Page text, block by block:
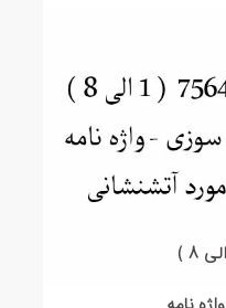
استاندارد ملی شماره ۷۵۶۴ ( ۱ الی ۸ )